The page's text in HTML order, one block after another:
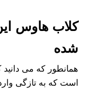
کلاب هاوس
شده
همانطور که می
است که به تازگی